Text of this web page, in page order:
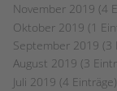
November 2019 (4
Oktober 2019 (1
September 2019 (3
August 2019 (3
Juli 2019 (4 Einträge)